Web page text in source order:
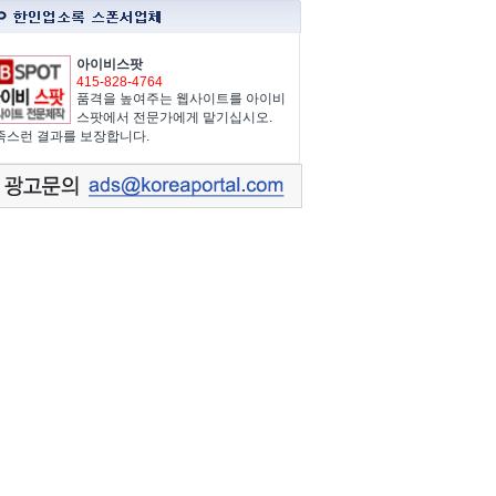
아이비스팟
415-828-4764
품격을 높여주는 웹사이트를 아이비
스팟에서 전문가에게 맡기십시오.
스런 결과를 보장합니다.